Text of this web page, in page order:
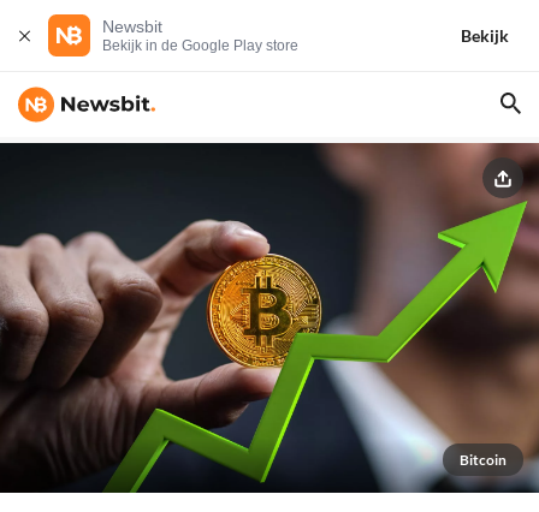
Newsbit
Bekijk in de Google Play store
Bekijk
Bitcoin